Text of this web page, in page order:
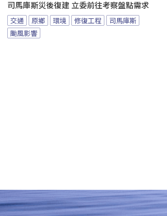
司馬庫斯災後復建 立委前往考察盤點需求
交通 原鄉 環境 修復工程
司馬庫斯
颱風影響